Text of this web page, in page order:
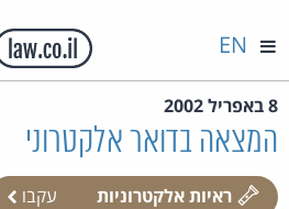
EN
8 באפריל 2002
המצאה בדואר אלקטרוני
ראיות אלקטרוניות עקבו